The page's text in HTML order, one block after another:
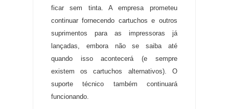
ficar sem tinta. A empresa prometeu
continuar fornecendo cartuchos e outros
suprimentos para as impressoras já
lançadas, embora não se saiba até
quando isso acontecerá (e sempre
existem os cartuchos alternativos). O
suporte técnico também continuará
funcionando.